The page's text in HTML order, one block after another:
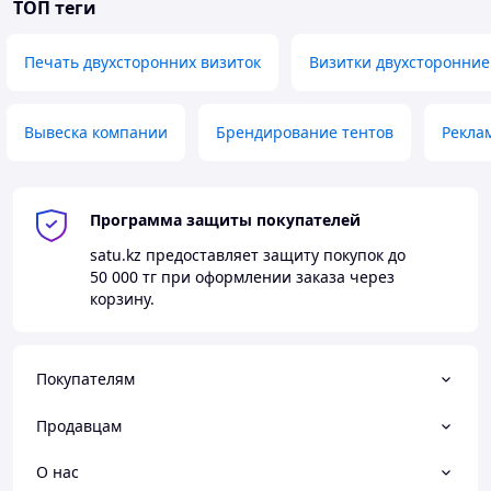
ТОП теги
Печать двухсторонних визиток Визитки двухсторонние
Вывеска компании Брендирование тентов
Программа защиты покупателей
satu.kz предоставляет защиту покупок до
50 000 тг при оформлении заказа через
корзину.
Покупателям
Продавцам
О нас